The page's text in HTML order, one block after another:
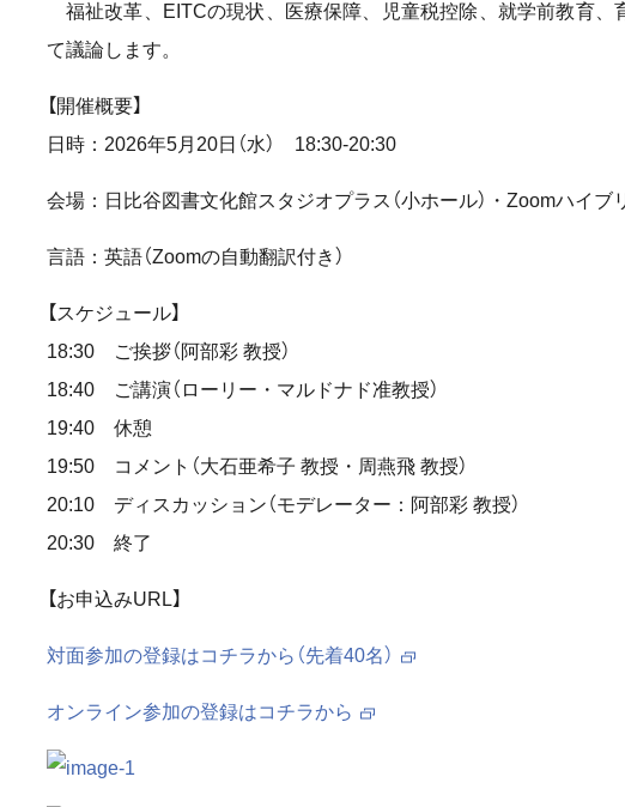
福祉改革、EITCの現状、医療保障、児童税控除、就学前教育、
て議論します。
【開催概要】
日時：2026年5月20日（水） 18:30-20:30
会場：日比谷図書文化館スタジオプラス（小ホール）・Zoomハイブ
言語：英語（Zoomの自動翻訳付き）
【スケジュール】
18:30 ご挨拶（阿部彩 教授）
18:40 ご講演（ローリー・マルドナド准教授）
19:40 休憩
19:50 コメント（大石亜希子 教授・周燕飛 教授）
20:10 ディスカッション（モデレーター：阿部彩 教授）
20:30 終了
【お申込みURL】
対面参加の登録はコチラから（先着40名）
オンライン参加の登録はコチラから